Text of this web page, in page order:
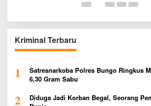
Kriminal Terbaru
1
Satresnarkoba Polres Bungo Ringkus
6,30 Gram Sabu
2
Diduga Jadi Korban Begal, Seorang